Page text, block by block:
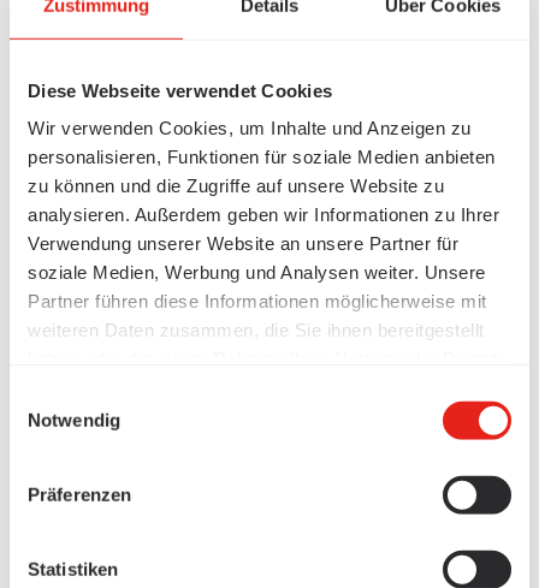
Zustimmung Details Über Cookies
Diese Webseite verwendet Cookies
Wir verwenden Cookies, um Inhalte und Anzeigen zu
personalisieren, Funktionen für soziale Medien anbieten
zu können und die Zugriffe auf unsere Website zu
analysieren. Außerdem geben wir Informationen zu Ihrer
Verwendung unserer Website an unsere Partner für
soziale Medien, Werbung und Analysen weiter. Unsere
Partner führen diese Informationen möglicherweise mit
weiteren Daten zusammen, die Sie ihnen bereitgestellt
Notwendig
Präferenzen
Statistiken